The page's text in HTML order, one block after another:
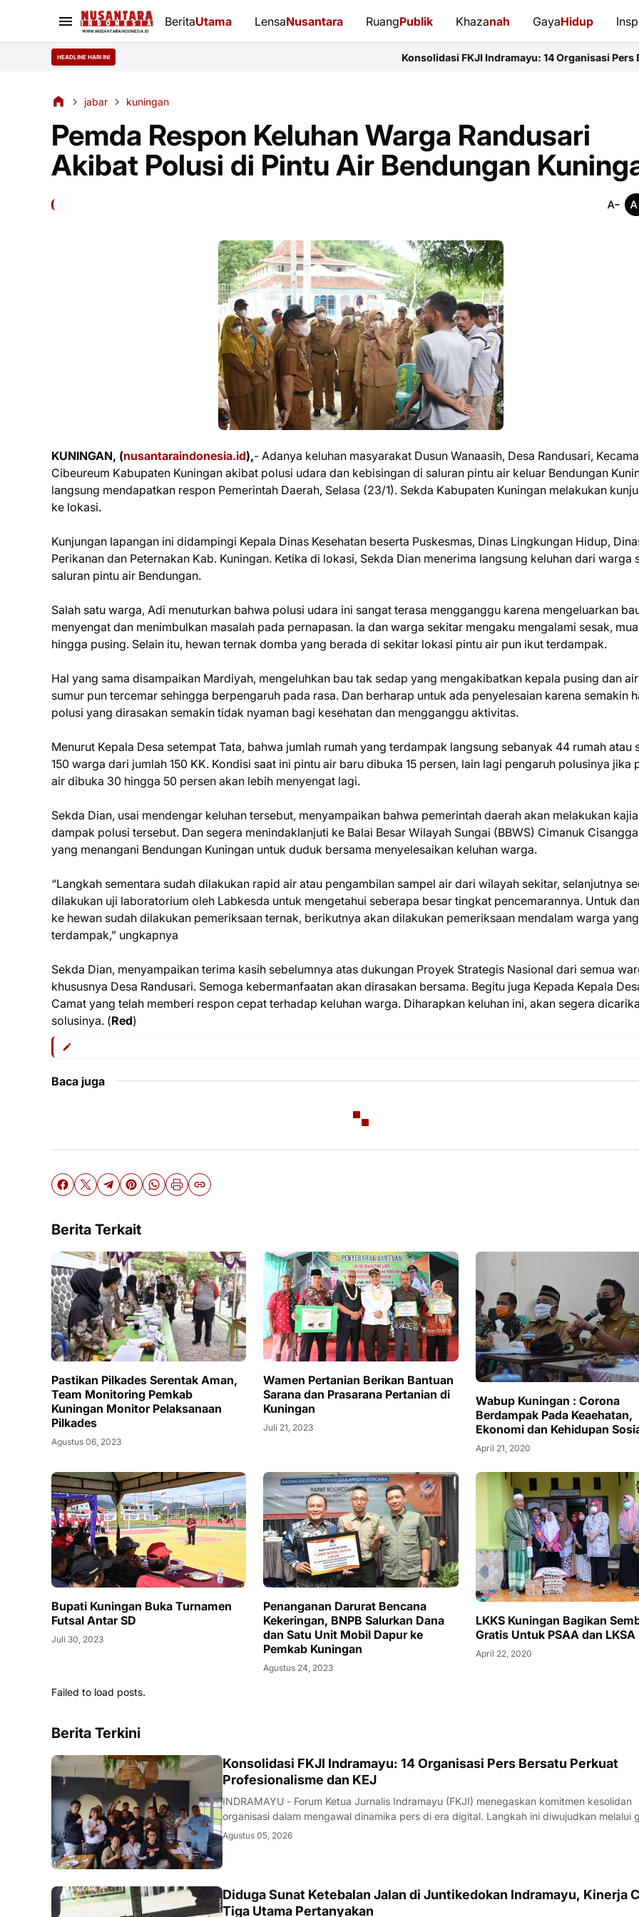
BeritaUtama LensaNusantara RuangPublik Khazanah GayaHidup
HEADLINE HARI INI Konsolidasi FKJI Indramayu: 14 Organisasi Pers Bersatu Perkuat
jabar kuningan
Pemda Respon Keluhan Warga Randusari
Akibat Polusi di Pintu Air Bendungan
KUNINGAN, (nusantaraindonesia.id),- Adanya keluhan masyarakat Dusun Wanaasih, Desa Randusari,
Cibeureum Kabupaten Kuningan akibat polusi udara dan kebisingan di saluran pintu air keluar Bendungan
langsung mendapatkan respon Pemerintah Daerah, Selasa (23/1). Sekda Kabupaten Kuningan melakukan
ke lokasi.
Kunjungan lapangan ini didampingi Kepala Dinas Kesehatan beserta Puskesmas, Dinas Lingkungan Hidup,
Perikanan dan Peternakan Kab. Kuningan. Ketika di lokasi, Sekda Dian menerima langsung keluhan dari warga
saluran pintu air Bendungan.
Salah satu warga, Adi menuturkan bahwa polusi udara ini sangat terasa mengganggu karena mengeluarkan
menyengat dan menimbulkan masalah pada pernapasan. Ia dan warga sekitar mengaku mengalami sesak,
hingga pusing. Selain itu, hewan ternak domba yang berada di sekitar lokasi pintu air pun ikut terdampak.
Hal yang sama disampaikan Mardiyah, mengeluhkan bau tak sedap yang mengakibatkan kepala pusing dan air
sumur pun tercemar sehingga berpengaruh pada rasa. Dan berharap untuk ada penyelesaian karena semakin
polusi yang dirasakan semakin tidak nyaman bagi kesehatan dan mengganggu aktivitas.
Menurut Kepala Desa setempat Tata, bahwa jumlah rumah yang terdampak langsung sebanyak 44 rumah atau
150 warga dari jumlah 150 KK. Kondisi saat ini pintu air baru dibuka 15 persen, lain lagi pengaruh polusinya jika
air dibuka 30 hingga 50 persen akan lebih menyengat lagi.
Sekda Dian, usai mendengar keluhan tersebut, menyampaikan bahwa pemerintah daerah akan melakukan
dampak polusi tersebut. Dan segera menindaklanjuti ke Balai Besar Wilayah Sungai (BBWS) Cimanuk
yang menangani Bendungan Kuningan untuk duduk bersama menyelesaikan keluhan warga.
“Langkah sementara sudah dilakukan rapid air atau pengambilan sampel air dari wilayah sekitar, selanjutnya
dilakukan uji laboratorium oleh Labkesda untuk mengetahui seberapa besar tingkat pencemarannya. Untuk
ke hewan sudah dilakukan pemeriksaan ternak, berikutnya akan dilakukan pemeriksaan mendalam warga yang
terdampak,” ungkapnya
Sekda Dian, menyampaikan terima kasih sebelumnya atas dukungan Proyek Strategis Nasional dari semua
khususnya Desa Randusari. Semoga kebermanfaatan akan dirasakan bersama. Begitu juga Kepada Kepala
Camat yang telah memberi respon cepat terhadap keluhan warga. Diharapkan keluhan ini, akan segera
solusinya. (Red)
Baca juga
Berita Terkait
Pastikan Pilkades Serentak Aman,
Team Monitoring Pemkab
Kuningan Monitor Pelaksanaan
Pilkades
Agustus 06, 2023
Wamen Pertanian Berikan Bantuan
Sarana dan Prasarana Pertanian di
Kuningan
Juli 21, 2023
Wabup Kuningan : Corona
Berdampak Pada Keaehatan,
Ekonomi dan Kehidupan
April 21, 2020
Bupati Kuningan Buka Turnamen
Futsal Antar SD
Juli 30, 2023
Penanganan Darurat Bencana
Kekeringan, BNPB Salurkan Dana
dan Satu Unit Mobil Dapur ke
Pemkab Kuningan
Agustus 24, 2023
LKKS Kuningan Bagikan
Gratis Untuk PSAA dan LKSA
April 22, 2020
Failed to load posts.
Berita Terkini
Konsolidasi FKJI Indramayu: 14 Organisasi Pers Bersatu Perkuat
Profesionalisme dan KEJ
INDRAMAYU - Forum Ketua Jurnalis Indramayu (FKJI) menegaskan komitmen kesolidan
organisasi dalam mengawal dinamika pers di era digital. Langkah ini diwujudkan melalui
rapat konsolidasi internal bertempat di Rumah Makan Payoe, Jalan Olahraga,
Agustus 05, 2026
Diduga Sunat Ketebalan Jalan di Juntikedokan Indramayu, Kinerja
Tiga Utama Pertanyakan